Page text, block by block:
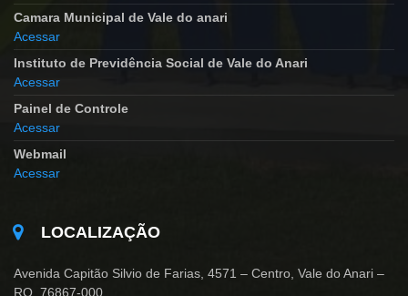
Camara Municipal de Vale do anari
Acessar
Instituto de Previdência Social de Vale do Anari
Acessar
Painel de Controle
Acessar
Webmail
Acessar
LOCALIZAÇÃO
Avenida Capitão Silvio de Farias, 4571 – Centro, Vale do Anari –
RO, 76867-000